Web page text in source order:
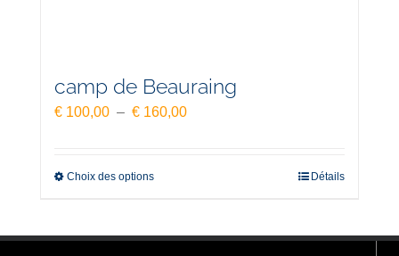
camp de Beauraing
€ 100,00 – € 160,00Plage
Choix des options Détails